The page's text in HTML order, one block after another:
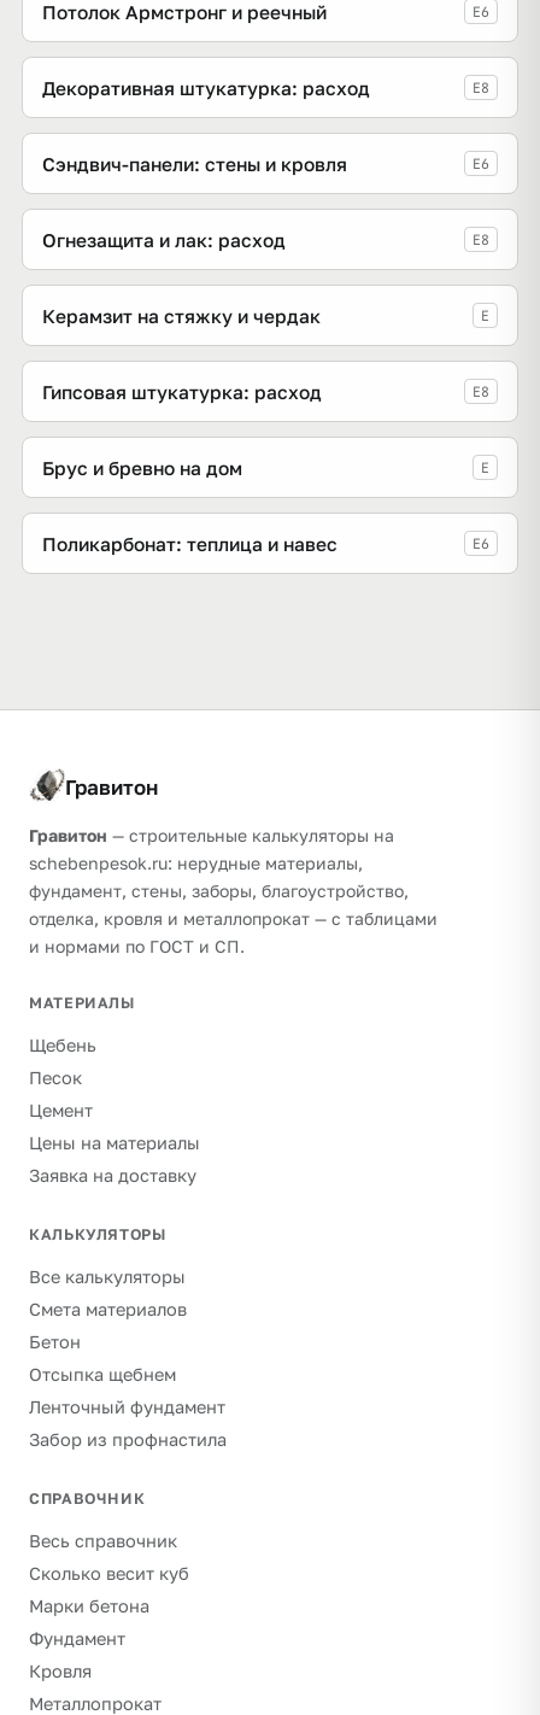
Потолок Армстронг и реечный E6
Декоративная штукатурка: расход E8
Сэндвич-панели: стены и кровля E6
Огнезащита и лак: расход E8
Керамзит на стяжку и чердак E
Гипсовая штукатурка: расход E8
Брус и бревно на дом E
Поликарбонат: теплица и навес E6
Гравитон
Гравитон — строительные калькуляторы на
schebenpesok.ru: нерудные материалы,
фундамент, стены, заборы, благоустройство,
отделка, кровля и металлопрокат — с таблицами
и нормами по ГОСТ и СП.
МАТЕРИАЛЫ
Щебень
Песок
Цемент
Цены на материалы
Заявка на доставку
КАЛЬКУЛЯТОРЫ
Все калькуляторы
Смета материалов
Бетон
Отсыпка щебнем
Ленточный фундамент
Забор из профнастила
СПРАВОЧНИК
Весь справочник
Сколько весит куб
Марки бетона
Фундамент
Кровля
Металлопрокат